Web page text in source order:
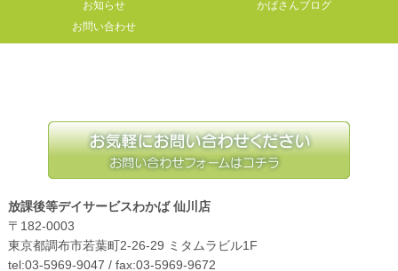
お知らせ
かばさんブログ
お問い合わせ
放課後等デイサービスわかば 仙川店
〒182-0003
東京都調布市若葉町2-26-29 ミタムラビル1F
tel:03-5969-9047 / fax:03-5969-9672